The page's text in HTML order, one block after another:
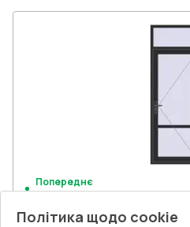
Попереднє
замовлення
Політика щодо cookie